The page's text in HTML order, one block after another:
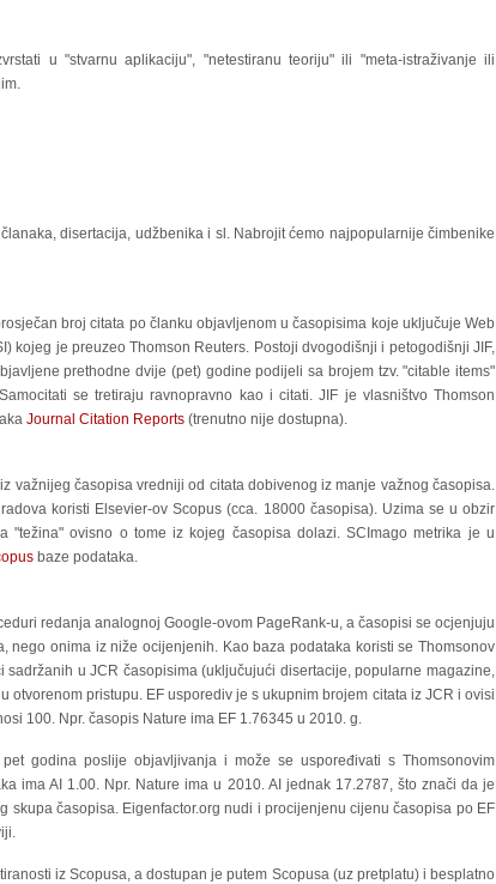
u "stvarnu aplikaciju", "netestiranu teoriju" ili "meta-istraživanje ili
disertacija, udžbenika i sl. Nabrojit ćemo najpopularnije čimbenike
broj citata po članku objavljenom u časopisima koje uključuje Web
kojeg je preuzeo Thomson Reuters. Postoji dvogodišnji i petogodišnji JIF,
prethodne dvije (pet) godine podijeli sa brojem tzv. "citable items"
se tretiraju ravnopravno kao i citati. JIF je vlasništvo Thomson
Journal Citation Reports (trenutno nije dostupna).
važnijeg časopisa vredniji od citata dobivenog iz manje važnog časopisa.
koristi Elsevier-ov Scopus (cca. 18000 časopisa). Uzima se u obzir
"težina" ovisno o tome iz kojeg časopisa dolazi. SCImago metrika je u
baze podataka.
redanja analognoj Google-ovom PageRank-u, a časopisi se ocjenjuju
onima iz niže ocijenjenih. Kao baza podataka koristi se Thomsonov
u JCR časopisima (uključujući disertacije, popularne magazine,
pristupu. EF usporediv je s ukupnim brojem citata iz JCR i ovisi
100. Npr. časopis Nature ima EF 1.76345 u 2010. g.
godina poslije objavljivanja i može se uspoređivati s Thomsonovim
ima AI 1.00. Npr. Nature ima u 2010. AI jednak 17.2787, što znači da je
časopisa. Eigenfactor.org nudi i procijenjenu cijenu časopisa po EF
iz Scopusa, a dostupan je putem Scopusa (uz pretplatu) i besplatno